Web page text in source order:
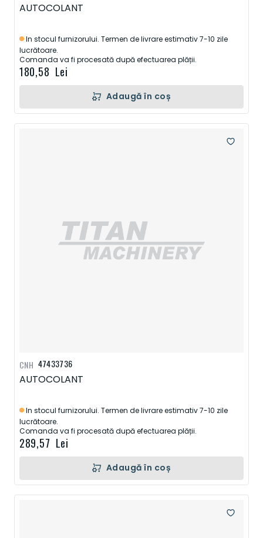
AUTOCOLANT
In stocul furnizorului. Termen de livrare estimativ 7-10 zile
lucrătoare.
Comanda va fi procesată după efectuarea plății.
180,58 Lei
Adaugă în coș
47433736
AUTOCOLANT
In stocul furnizorului. Termen de livrare estimativ 7-10 zile
lucrătoare.
Comanda va fi procesată după efectuarea plății.
289,57 Lei
CNH
Adaugă în coș